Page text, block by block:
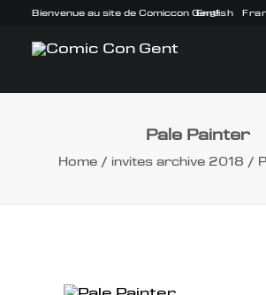
Bienvenue au site de Comiccon Gent!
English
INFO
Pale Painter
Home invites archive 2018